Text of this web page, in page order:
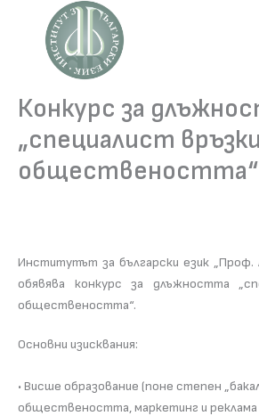
content
Конкурс за
„специалист
обществеността“
Институтът за български език „Проф.
обявява конкурс за длъжността
обществеността“.
Основни изисквания:
• Висше образование (поне степен
обществеността, маркетинг и реклама